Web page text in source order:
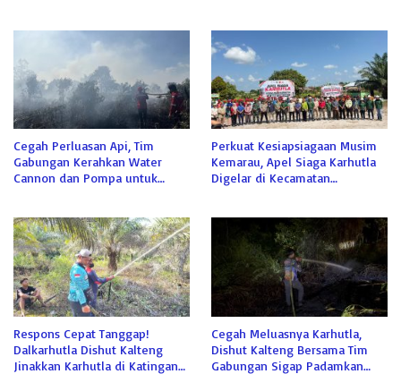
Cegah Perluasan Api, Tim
Gabungan Kerahkan Water
Cannon dan Pompa untuk
Perkuat Kesiapsiagaan Musim
Kemarau, Apel Siaga Karhutla
Digelar di Kecamatan
Respons Cepat Tanggap!
Dalkarhutla Dishut Kalteng
Jinakkan Karhutla di Katingan
Cegah Meluasnya Karhutla,
Dishut Kalteng Bersama Tim
Gabungan Sigap Padamkan